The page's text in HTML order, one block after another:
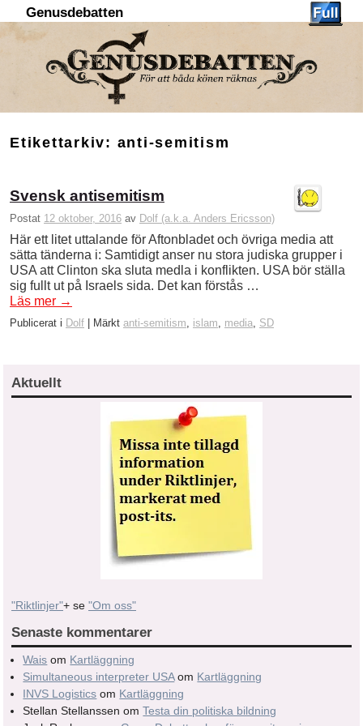
Genusdebatten
Etikettarkiv: anti-semitism
Svensk antisemitism
Postat 12 oktober, 2016 av Dolf (a.k.a. Anders Ericsson)
Här ett litet uttalande för Aftonbladet och övriga media att
sätta tänderna i: Samtidigt anser nu stora judiska grupper i
USA att Clinton ska sluta medla i konflikten. USA bör ställa
sig fullt ut på Israels sida. Det kan förstås …
Läs mer →
Publicerat i Dolf Märkt anti-semitism, islam, media, SD
Aktuellt
"Riktlinjer"+ se "Om oss"
Senaste kommentarer
Wais om Kartläggning
Simultaneous interpreter USAom Kartläggning
INVS Logistics om Kartläggning
Stellan Stellanssen omTesta din politiska bildning